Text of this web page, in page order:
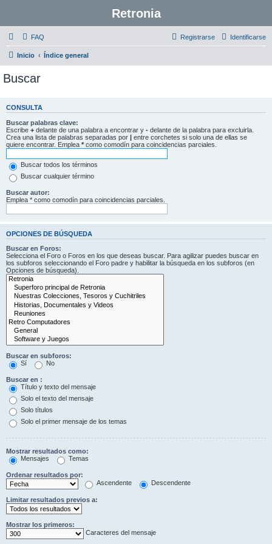
Retronia
FAQ Identificarse
Registrarse
Inicio Índice general
Buscar
CONSULTA
Buscar palabras clave:
Escribe + delante de una palabra a encontrar y - delante de la palabra para excluirla.
Crea una lista de palabras separadas por | entre corchetes si solo una de ellas se
quiere encontrar. Emplea * como comodín para coincidencias parciales.
Buscar todos los términos
Buscar cualquier término
Buscar autor:
Emplea * como comodín para coincidencias parciales.
OPCIONES DE BÚSQUEDA
Buscar en Foros:
Selecciona el Foro o Foros en los que deseas buscar. Para agilizar puedes buscar en
los subforos seleccionando el Foro padre y habilitar la búsqueda en los subforos (en
Opciones de búsqueda).
Buscar en subforos:
Sí
No
Buscar en :
Título y texto del mensaje
Solo el texto del mensaje
Solo títulos
Solo el primer mensaje de los temas
Mostrar resultados como:
Mensajes
Temas
Ordenar resultados por:
Ascendente
Descendente
Limitar resultados previos a:
Mostrar los primeros:
Caracteres del mensaje